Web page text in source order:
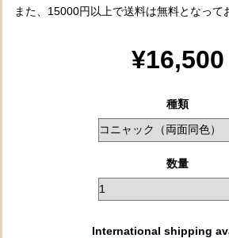
また、15000円以上で送料は無料となって
¥16,500
種類
数量
International shipping